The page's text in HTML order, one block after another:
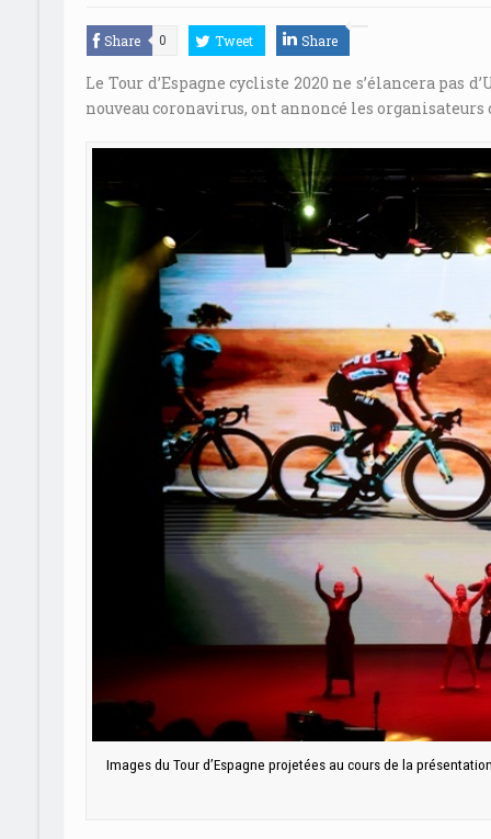
Share 0 Tweet Share
Le Tour d’Espagne cycliste 2020 ne s’élancera pas
nouveau coronavirus, ont annoncé les
Images du Tour d’Espagne projetées au cours de la